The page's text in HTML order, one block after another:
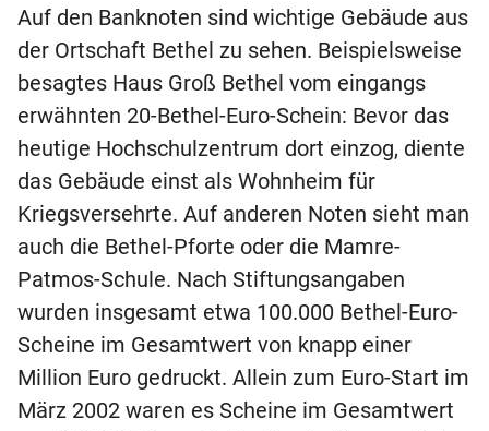
Auf den Banknoten sind wichtige Gebäude aus
der Ortschaft Bethel zu sehen. Beispielsweise
besagtes Haus Groß Bethel vom eingangs
erwähnten 20-Bethel-Euro-Schein: Bevor das
heutige Hochschulzentrum dort einzog, diente
das Gebäude einst als Wohnheim für
Kriegsversehrte. Auf anderen Noten sieht man
auch die Bethel-Pforte oder die Mamre-
Patmos-Schule. Nach Stiftungsangaben
wurden insgesamt etwa 100.000 Bethel-Euro-
Scheine im Gesamtwert von knapp einer
Million Euro gedruckt. Allein zum Euro-Start im
März 2002 waren es Scheine im Gesamtwert